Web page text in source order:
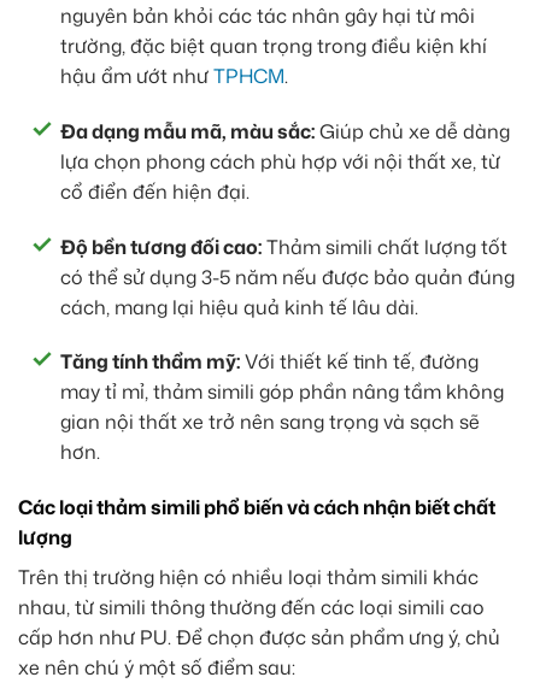
nguyên bản khỏi các tác nhân gây hại từ môi
trường, đặc biệt quan trọng trong điều kiện khí
hậu ẩm ướt nhưTPHCM.
Đa dạng mẫu mã, màu sắc:Giúp chủ xe dễ dàng
lựa chọn phong cách phù hợp với nội thất xe, từ
cổ điển đến hiện đại.
Độ bền tương đối cao:Thảm simili chất lượng tốt
có thể sử dụng 3-5 năm nếu được bảo quản đúng
cách, mang lại hiệu quả kinh tế lâu dài.
Tăng tính thẩm mỹ:Với thiết kế tinh tế, đường
may tỉ mỉ, thảm simili góp phần nâng tầm không
gian nội thất xe trở nên sang trọng và sạch sẽ
hơn.
Các loại thảm simili phổ biến và cách nhận biết chất
lượng
Trên thị trường hiện có nhiều loại thảm simili khác
nhau, từ simili thông thường đến các loại simili cao
cấp hơn như PU. Để chọn được sản phẩm ưng ý, chủ
xe nên chú ý một số điểm sau: